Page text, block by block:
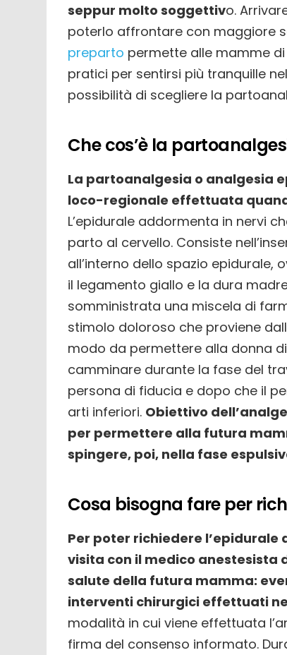
seppur molto soggettivo.
poterlo affrontare con maggiore
preparto permette alle mamme
pratici per sentirsi più tranquille
possibilità di scegliere la
Che cos’è la
La partoanalgesia o analgesia
loco-regionale effettuata
L’epidurale addormenta in nervi
parto al cervello. Consiste
all’interno dello spazio
il legamento giallo e la dura
somministrata una miscela di
stimolo doloroso che proviene
modo da permettere alla donna
camminare durante la fase del
persona di fiducia e dopo che il
arti inferiori. Obiettivo
per permettere alla futura
spingere, poi, nella fase
Cosa bisogna fare per
Per poter richiedere
visita con il medico anestesista
salute della futura mamma:
interventi chirurgici effettuati
modalità in cui viene effettuata
firma del consenso informato.